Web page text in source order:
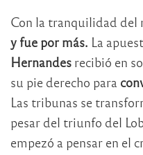
Con la tranquilidad del
y fue por más. La
Hernandes recibió en
su pie derecho para
Las tribunas se
pesar del triunfo del
empezó a pensar en el